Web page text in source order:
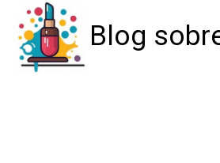
Blog